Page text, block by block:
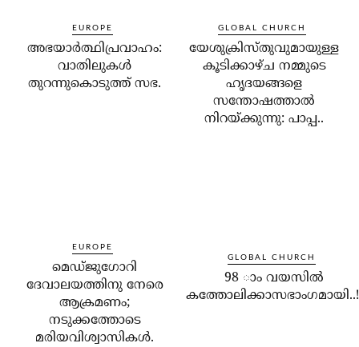
EUROPE
അഭയാര്‍ത്ഥിപ്രവാഹം:
വാതിലുകള്‍
തുറന്നുകൊടുത്ത് സഭ.
GLOBAL CHURCH
യേശുക്രിസ്തുവുമായുള്ള
കൂടിക്കാഴ്ച നമ്മുടെ
ഹൃദയങ്ങളെ
സന്തോഷത്താല്‍
നിറയ്ക്കുന്നു: പാപ്പ..
EUROPE
മെഡ്ജുഗോറി
ദേവാലയത്തിനു നേരെ
ആക്രമണം;
നടുക്കത്തോടെ
മരിയവിശ്വാസികള്‍.
GLOBAL CHURCH
98 ാം വയസില്‍